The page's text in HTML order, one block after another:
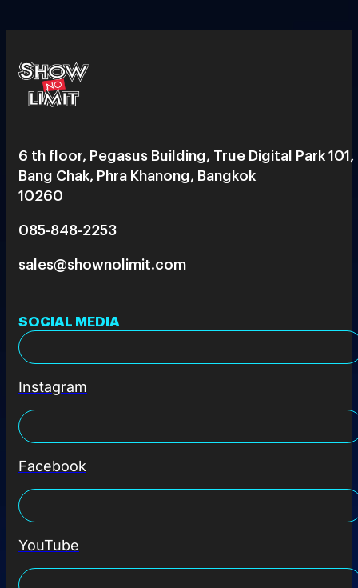
6 th floor, Pegasus Building, True Digital Park 101,
Bang Chak, Phra Khanong, Bangkok
10260
085-848-2253
sales@shownolimit.com
SOCIAL MEDIA
Instagram
Facebook
YouTube